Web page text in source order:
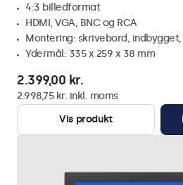
4:3 billedformat
HDMI, VGA, BNC og RCA
Montering: skrivebord,
Ydermål: 335 x 259 x 38 mm
2.399,00 kr.
2.998,75 kr. inkl. moms
Vis produkt